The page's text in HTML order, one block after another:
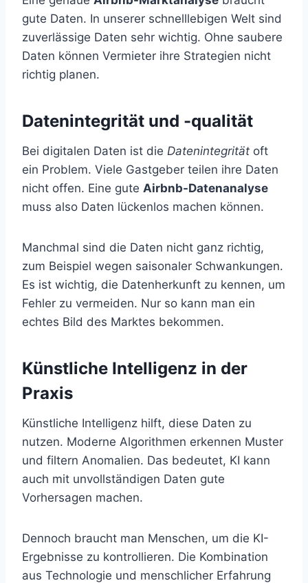
gute Daten. In unserer schnelllebigen Welt sind
zuverlässige Daten sehr wichtig. Ohne saubere
Daten können Vermieter ihre Strategien nicht
richtig planen.
Datenintegrität und -qualität
Bei digitalen Daten ist die Datenintegrität oft
ein Problem. Viele Gastgeber teilen ihre Daten
nicht offen. Eine gute Airbnb-Datenanalyse
muss also Daten lückenlos machen können.
Manchmal sind die Daten nicht ganz richtig,
zum Beispiel wegen saisonaler Schwankungen.
Es ist wichtig, die Datenherkunft zu kennen, um
Fehler zu vermeiden. Nur so kann man ein
echtes Bild des Marktes bekommen.
Künstliche Intelligenz in der
Praxis
Künstliche Intelligenz hilft, diese Daten zu
nutzen. Moderne Algorithmen erkennen Muster
und filtern Anomalien. Das bedeutet, KI kann
auch mit unvollständigen Daten gute
Vorhersagen machen.
Dennoch braucht man Menschen, um die KI-
Ergebnisse zu kontrollieren. Die Kombination
aus Technologie und menschlicher Erfahrung